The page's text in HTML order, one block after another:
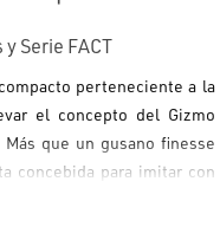
Serie FACT
perteneciente a la
el concepto del Gizmo
que un gusano finesse
concebida para imitar con
y organismos en